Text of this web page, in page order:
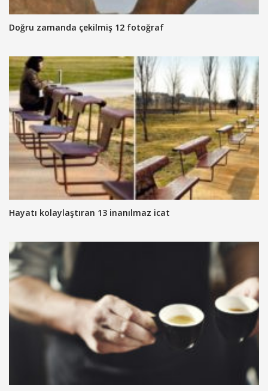
Doğru zamanda çekilmiş 12 fotoğraf
Hayatı kolaylaştıran 13 inanılmaz icat